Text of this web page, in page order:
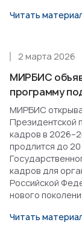
Читать
МИРБИС
программу
2 марта 2026
МИРБИС
Президентской
кадров в
продлится до
кадров для
Российской
нового
Читать